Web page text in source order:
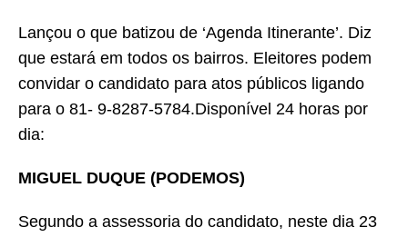
Lançou o que batizou de ‘Agenda Itinerante’. Diz
que estará em todos os bairros. Eleitores podem
convidar o candidato para atos públicos ligando
para o 81- 9-8287-5784.Disponível 24 horas por
dia:
MIGUEL DUQUE (PODEMOS)
Segundo a assessoria do candidato, neste dia 23